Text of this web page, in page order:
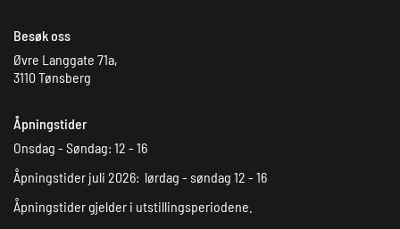
Besøk oss
Øvre Langgate 71a,
3110 Tønsberg
Åpningstider
Onsdag - Søndag: 12 - 16
Åpningstider juli 2026: lørdag - søndag 12 - 16
Åpningstider gjelder i utstillingsperiodene.